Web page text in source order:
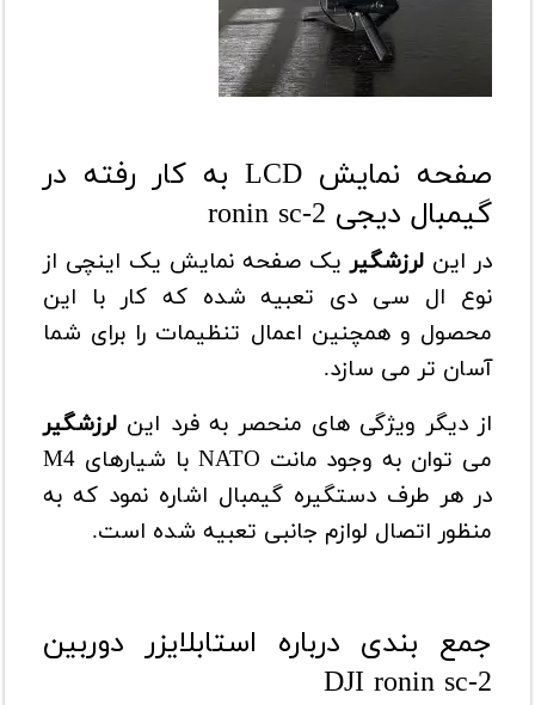
صفحه نمایش LCD به کار رفته در
گیمبال دیجی ronin sc-2
در این لرزشگیر یک صفحه نمایش یک اینچی از
نوع ال سی دی تعبیه شده که کار با این
محصول و همچنین اعمال تنظیمات را برای شما
آسان تر می سازد.
از دیگر ویژگی های منحصر به فرد این لرزشگیر
می توان به وجود مانت NATO با شیارهای M4
در هر طرف دستگیره گیمبال اشاره نمود که به
منظور اتصال لوازم جانبی تعبیه شده است.
جمع بندی درباره استابلایزر دوربین
DJI ronin sc-2